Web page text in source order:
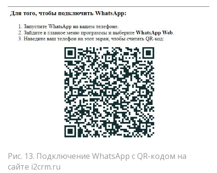
Рис. 13. Подключение WhatsApp с QR-кодом на
сайте i2crm.ru